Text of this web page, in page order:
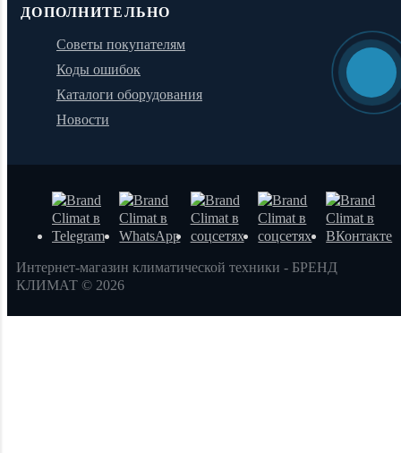
ДОПОЛНИТЕЛЬНО
Советы покупателям
Коды ошибок
Каталоги оборудования
Новости
Интернет-магазин климатической техники - БРЕНД
КЛИМАТ © 2026